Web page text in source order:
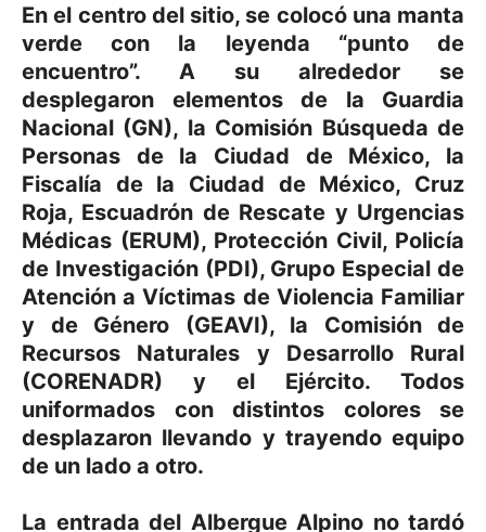
En el centro del sitio, se colocó una manta
verde con la leyenda “punto de
encuentro”. A su alrededor se
desplegaron elementos de la Guardia
Nacional (GN), la Comisión Búsqueda de
Personas de la Ciudad de México, la
Fiscalía de la Ciudad de México, Cruz
Roja, Escuadrón de Rescate y Urgencias
Médicas (ERUM), Protección Civil, Policía
de Investigación (PDI), Grupo Especial de
Atención a Víctimas de Violencia Familiar
y de Género (GEAVI), la Comisión de
Recursos Naturales y Desarrollo Rural
(CORENADR) y el Ejército. Todos
uniformados con distintos colores se
desplazaron llevando y trayendo equipo
de un lado a otro.
La entrada del Albergue Alpino no tardó